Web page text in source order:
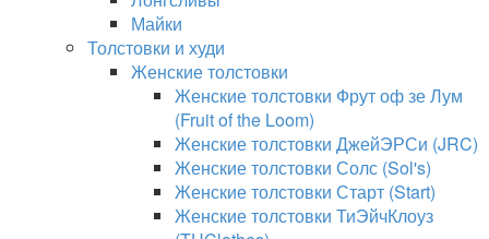
Майки
Толстовки и худи
Женские толстовки
Женские толстовки Фрут оф зе Лум
(Fruit of the Loom)
Женские толстовки ДжейЭРСи (JRC)
Женские толстовки Солс (Sol's)
Женские толстовки Старт (Start)
Женские толстовки ТиЭйчКлоуз